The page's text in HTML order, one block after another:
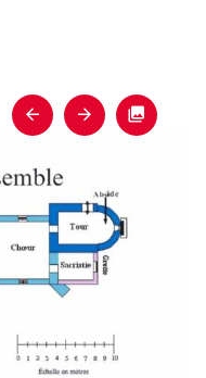
Previous
Next